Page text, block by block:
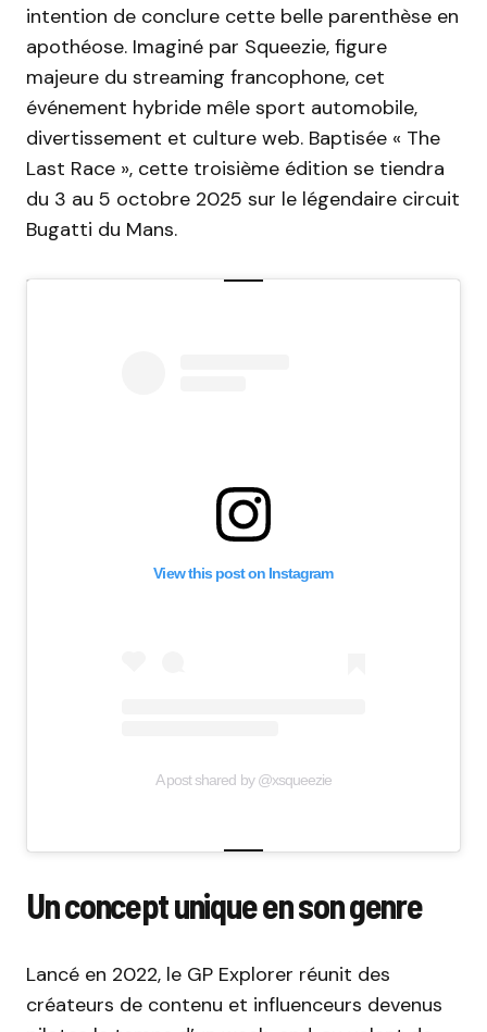
intention de conclure cette belle parenthèse en
apothéose. Imaginé par Squeezie, figure
majeure du streaming francophone, cet
événement hybride mêle sport automobile,
divertissement et culture web. Baptisée « The
Last Race », cette troisième édition se tiendra
du 3 au 5 octobre 2025 sur le légendaire circuit
Bugatti du Mans.
View this post on Instagram
A post shared by @xsqueezie
Un concept unique en son genre
Lancé en 2022, le GP Explorer réunit des
créateurs de contenu et influenceurs devenus